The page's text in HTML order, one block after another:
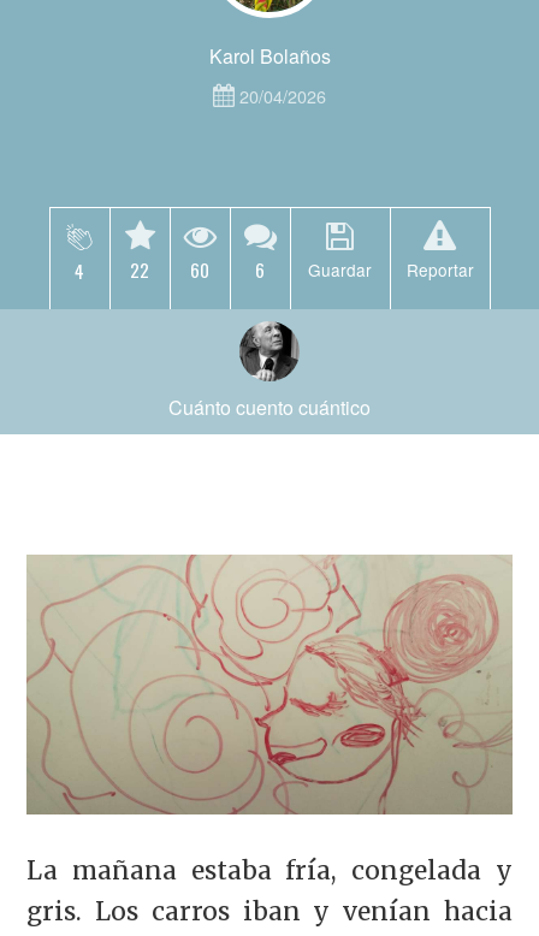
Karol Bolaños
20/04/2026
4 22 60 6 Guardar Reportar
Cuánto cuento cuántico
La mañana estaba fría, congelada y
gris. Los carros iban y venían hacia